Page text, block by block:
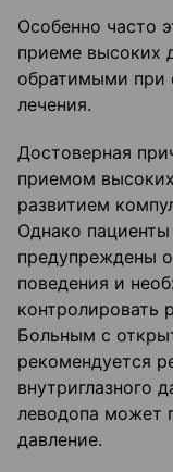
Особенно часто
приеме высоких
обратимыми при
лечения.
Достоверная
приемом
развитием
Однако
предупреждены
поведения и
контролировать
Больным с
рекомендуется
внутриглазного
леводопа может
давление.